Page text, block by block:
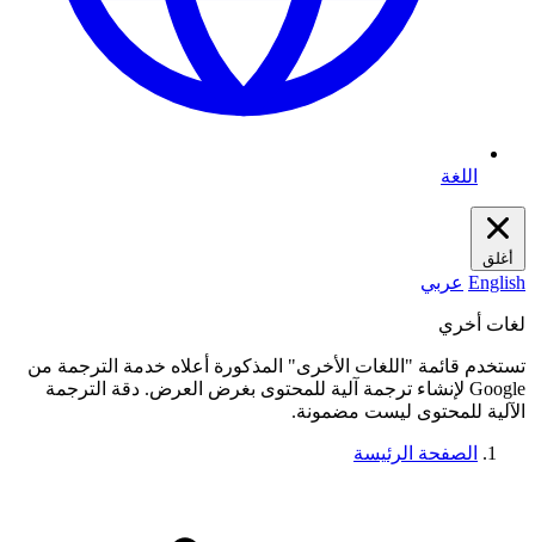
اللغة
أغلق
English عربي
لغات أخري
تستخدم قائمة "اللغات الأخرى" المذكورة أعلاه خدمة الترجمة من
Google لإنشاء ترجمة آلية للمحتوى بغرض العرض. دقة الترجمة
الآلية للمحتوى ليست مضمونة.
الصفحة الرئيسة